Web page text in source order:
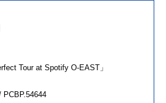
Tour at Spotify O-EAST」
PCBP.54644